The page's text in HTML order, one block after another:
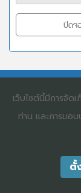
ปิดจ
RIGHTS
เว็บไซต์นี้มีการจัด
ท่าน และการมอ
ตั้